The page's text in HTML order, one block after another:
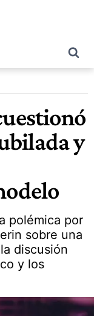
y
polémica por
sobre una
discusión
y los